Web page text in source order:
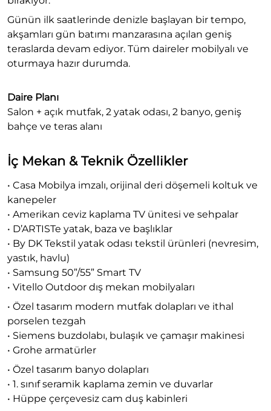
Günün ilk saatlerinde denizle başlayan bir tempo,
akşamları gün batımı manzarasına açılan geniş
teraslarda devam ediyor. Tüm daireler mobilyalı ve
oturmaya hazır durumda.
Daire Planı
Salon + açık mutfak, 2 yatak odası, 2 banyo, geniş
bahçe ve teras alanı
İç Mekan & Teknik Özellikler
• Casa Mobilya imzalı, orijinal deri döşemeli koltuk ve
kanepeler
• Amerikan ceviz kaplama TV ünitesi ve sehpalar
• D’ARTISTe yatak, baza ve başlıklar
• By DK Tekstil yatak odası tekstil ürünleri (nevresim,
yastık, havlu)
• Samsung 50”/55” Smart TV
• Vitello Outdoor dış mekan mobilyaları
• Özel tasarım modern mutfak dolapları ve ithal
porselen tezgah
• Siemens buzdolabı, bulaşık ve çamaşır makinesi
• Grohe armatürler
• Özel tasarım banyo dolapları
• 1. sınıf seramik kaplama zemin ve duvarlar
• Hüppe çerçevesiz cam duş kabinleri